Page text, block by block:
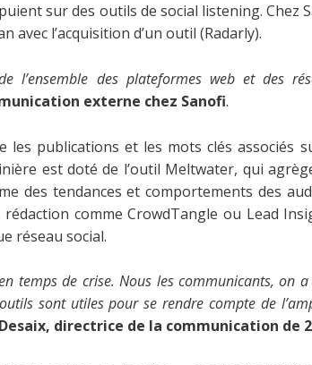
sur des outils de social listening. Chez
avec l’acquisition d’un outil (Radarly).
l’ensemble des plateformes web et des
externe chez Sanofi.
publications et les mots clés associés
est doté de l’outil Meltwater, qui
des tendances et comportements des
comme CrowdTangle ou Lead
réseau social.
temps de crise. Nous les communicants, on
sont utiles pour se rendre compte de
directrice de la communication de